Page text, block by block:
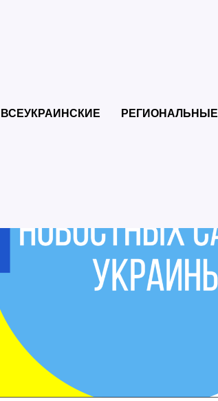
ВСЕУКРАИНСКИЕ РЕГИОНАЛЬНЫЕ